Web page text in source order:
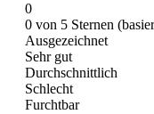
0
0 von 5 Sternen
Ausgezeichnet
Sehr gut
Durchschnittlich
Schlecht
Furchtbar